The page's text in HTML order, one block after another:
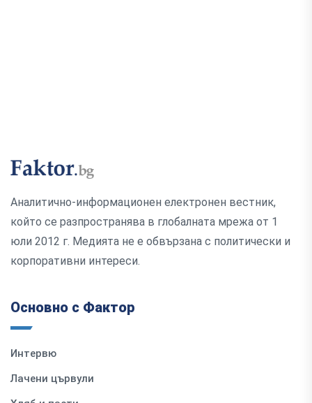
Аналитично-информационен електронен вестник,
който се разпространява в глобалната мрежа от 1
юли 2012 г. Медията не е обвързана с политически и
корпоративни интереси.
Основно с Фактор
Интервю
Лачени цървули